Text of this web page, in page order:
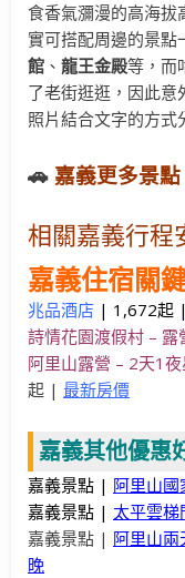
食香氣瀰漫的高海拔
實可搭配周邊的景點
館 、 龍王金殿等，而
了老街逛逛，因此
照片結合文字的方式
🚗 嘉義更多景點
相關嘉義行程
嘉義住宿關
兆品酒店 | 1,672起 |
詩情花園渡假村 – 露
阿里山露營 – 2天1
起 | 最新房價
嘉義其他優惠
嘉義景點 | 阿里山
嘉義景點 | 太平雲梯
嘉義景點 | 阿里山
晚